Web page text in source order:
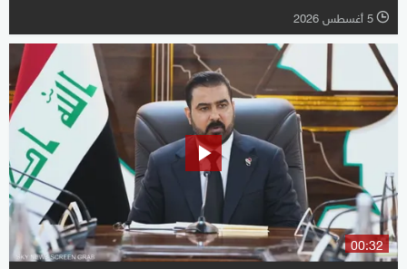
l 5 أغسطس 2026
00:32